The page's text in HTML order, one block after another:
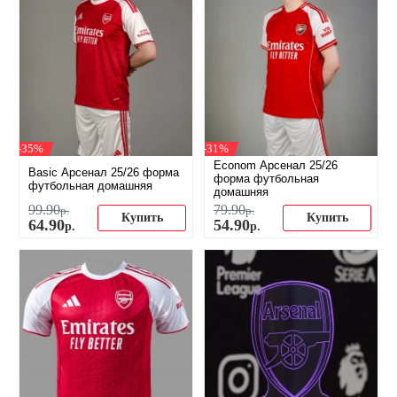
-35%
Basic Арсенал 25/26 форма
футбольная домашняя
99.90р.
64.90р.
Купить
-31%
Econom Арсенал 25/26
форма футбольная
домашняя
79.90р.
54.90р.
Купить